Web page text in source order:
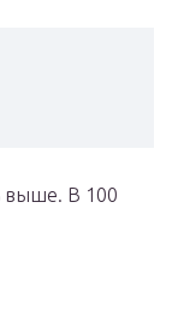
выше. В 100